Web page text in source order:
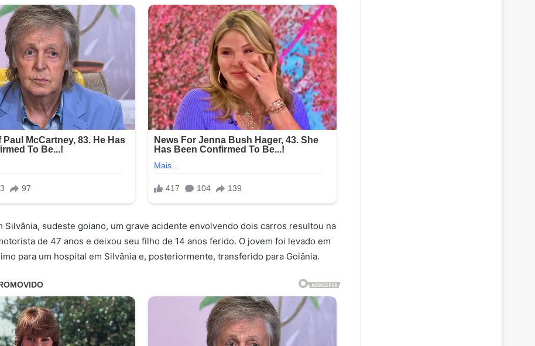
Silvânia, sudeste goiano, um grave acidente envolvendo dois carros resultou na
de 47 anos e deixou seu filho de 14 anos ferido. O jovem foi levado em
para um hospital em Silvânia e, posteriormente, transferido para Goiânia.